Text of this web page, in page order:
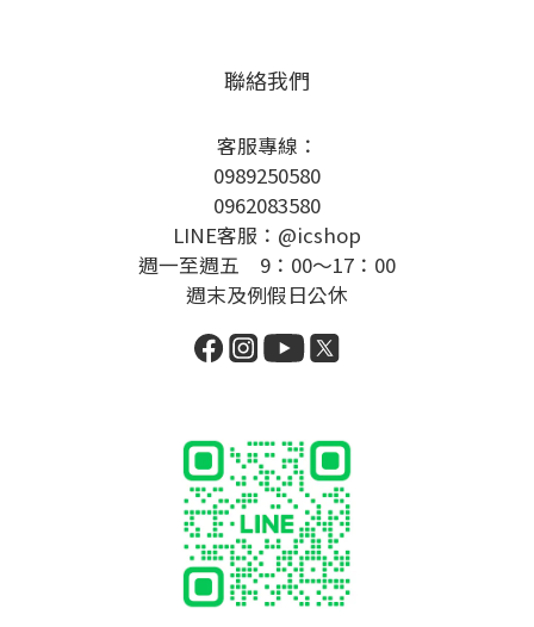
聯絡我們
客服專線：
0989250580
0962083580
LINE客服：@icshop
週一至週五 9：00～17：00
週末及例假日公休